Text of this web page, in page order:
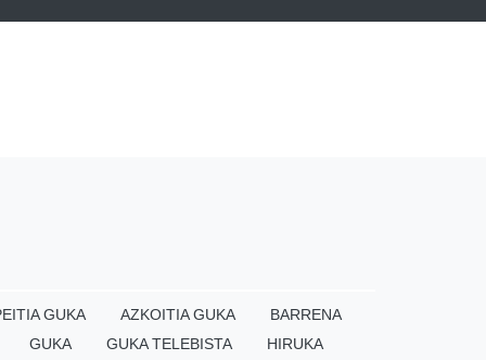
GUKA AZKOITIA GUKA
BARRENA
GUKA GUKA TELEBISTA HIRUKA